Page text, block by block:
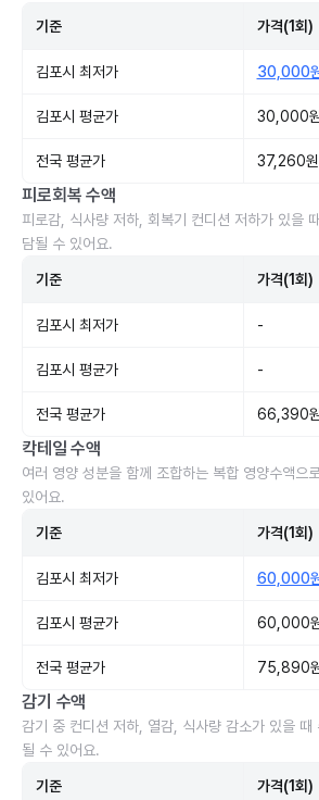
기준 가격(1회)
김포시 최저가 30,000
김포시 평균가 30,000원
전국 평균가 37,260원
피로회복 수액
피로감, 식사량 저하, 회복기 컨디션 저하가 있을
담될 수 있어요.
기준 가격(1회)
김포시 최저가 -
김포시 평균가 -
전국 평균가 66,390원
칵테일 수액
여러 영양 성분을 함께 조합하는 복합 영양수액으
있어요.
기준 가격(1회)
김포시 최저가 60,000
김포시 평균가 60,000
전국 평균가 75,890
감기 수액
감기 중 컨디션 저하, 열감, 식사량 감소가 있을 때
될 수 있어요.
기준 가격(1회)